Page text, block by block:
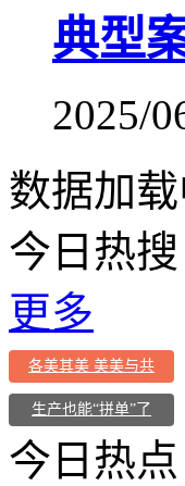
典型
2025/
数据加
今日热搜
更多
各美其美 美美与共
生产也能“拼单”了
今日热点